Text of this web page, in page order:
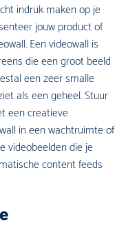
indruk maken op je
jouw product of
Een videowall is
die een groot beeld
een zeer smalle
als een geheel. Stuur
een creatieve
in een wachtruimte of
videobeelden die je
content feeds